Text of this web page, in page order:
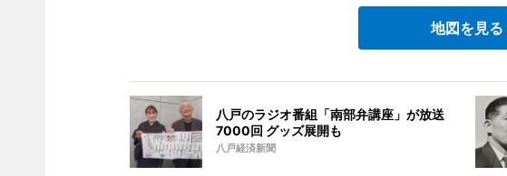
地図を見る
八戸のラジオ番組「南部弁講座」が放送
7000回 グッズ展開も
八戸経済新聞